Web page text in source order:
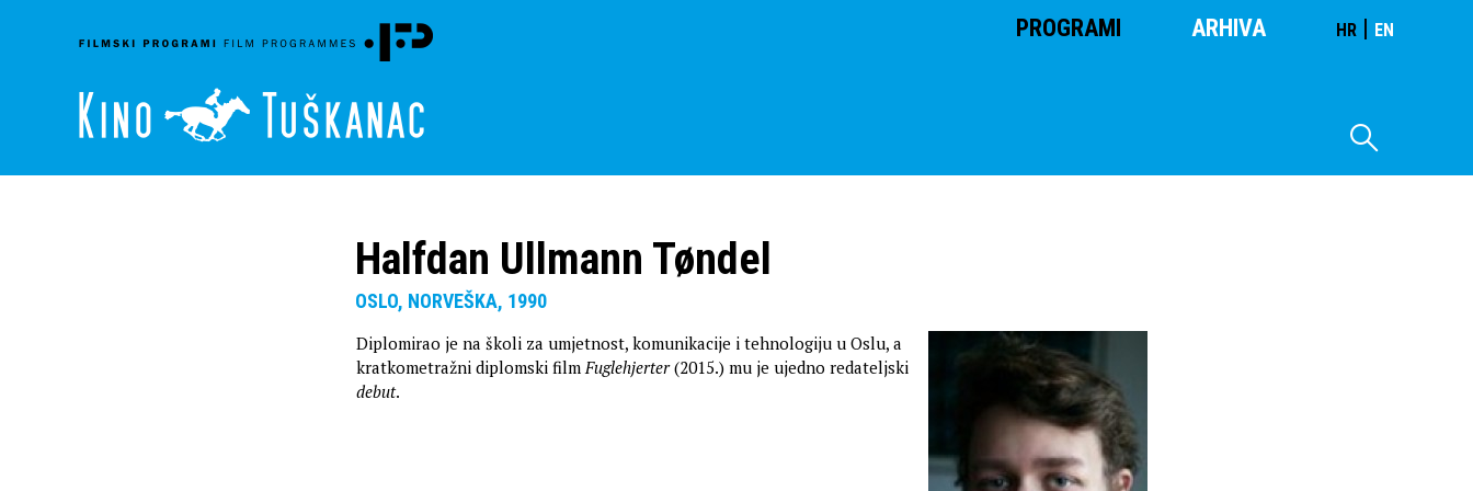
PROGRAMI ARHIVA HR | EN
Halfdan Ullmann Tøndel
OSLO, NORVEŠKA, 1990
Diplomirao je na školi za umjetnost, komunikacije i tehnologiju u Oslu, a
kratkometražni diplomski filmFuglehjerter(2015.) mu je ujedno redateljski
debut.